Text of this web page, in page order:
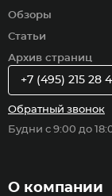
Обзоры
Статьи
Архив страниц
О компании
+7 (495) 215 28
Обратный звонок
Будни с 9:00 до